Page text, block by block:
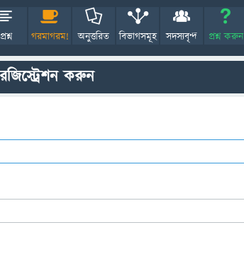
প্রশ্ন গরমাগরম! অনুত্তরিত বিভাগসমূহ সদস্যবৃন্দ প্রশ্ন করুন
করুন